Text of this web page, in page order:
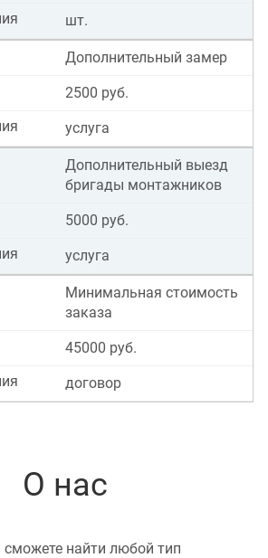
шт.
Дополнительный замер
2500 руб.
услуга
Дополнительный выезд
бригады монтажников
5000 руб.
услуга
Минимальная стоимость
заказа
45000 руб.
договор
О нас
найти любой тип